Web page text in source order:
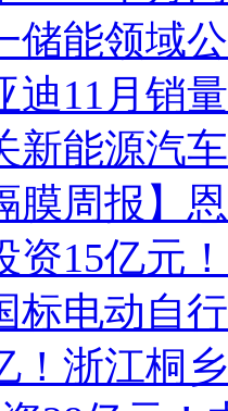
储能领域
迪11月销
新能源汽
膜周报】
资15亿元
标电动自
！浙江桐